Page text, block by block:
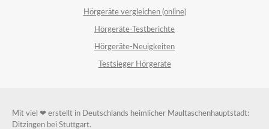
Hörgeräte vergleichen (online)
Hörgeräte-Testberichte
Hörgeräte-Neuigkeiten
Testsieger Hörgeräte
Mit viel ❤ erstellt in Deutschlands heimlicher Maultaschenhauptstadt:
Ditzingen bei Stuttgart.